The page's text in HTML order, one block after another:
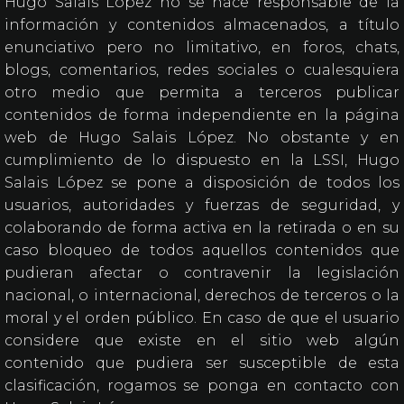
información y contenidos almacenados, a título
enunciativo pero no limitativo, en foros, chats,
blogs, comentarios, redes sociales o cualesquiera
otro medio que permita a terceros publicar
contenidos de forma independiente en la página
web de Hugo Salais López. No obstante y en
cumplimiento de lo dispuesto en la LSSI, Hugo
Salais López se pone a disposición de todos los
usuarios, autoridades y fuerzas de seguridad, y
colaborando de forma activa en la retirada o en su
caso bloqueo de todos aquellos contenidos que
pudieran afectar o contravenir la legislación
nacional, o internacional, derechos de terceros o la
moral y el orden público. En caso de que el usuario
considere que existe en el sitio web algún
contenido que pudiera ser susceptible de esta
clasificación, rogamos se ponga en contacto con